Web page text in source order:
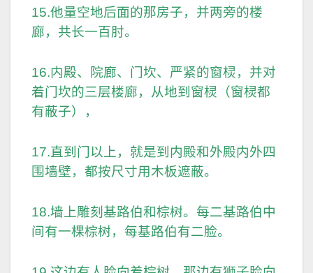
15.他量空地后面的那房子，并两旁的楼
廊，共长一百肘。
16.内殿、院廊、门坎、严紧的窗棂，并对
着门坎的三层楼廊，从地到窗棂（窗棂都
有蔽子），
17.直到门以上，就是到内殿和外殿内外四
围墙壁，都按尺寸用木板遮蔽。
18.墙上雕刻基路伯和棕树。每二基路伯中
间有一棵棕树，每基路伯有二脸。